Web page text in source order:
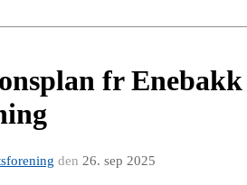
fr Enebakk
den 26. sep 2025